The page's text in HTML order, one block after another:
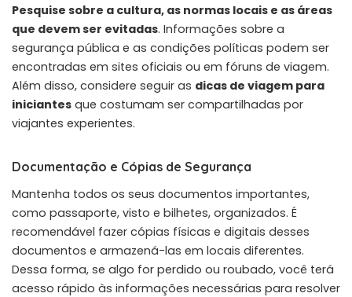
Pesquise sobre a cultura, as normas locais e as áreas
que devem ser evitadas. Informações sobre a
segurança pública e as condições políticas podem ser
encontradas em sites oficiais ou em fóruns de viagem.
Além disso, considere seguir as dicas de viagem para
iniciantes que costumam ser compartilhadas por
viajantes experientes.
Documentação e Cópias de Segurança
Mantenha todos os seus documentos importantes,
como passaporte, visto e bilhetes, organizados. É
recomendável fazer cópias físicas e digitais desses
documentos e armazená-las em locais diferentes.
Dessa forma, se algo for perdido ou roubado, você terá
acesso rápido às informações necessárias para resolver